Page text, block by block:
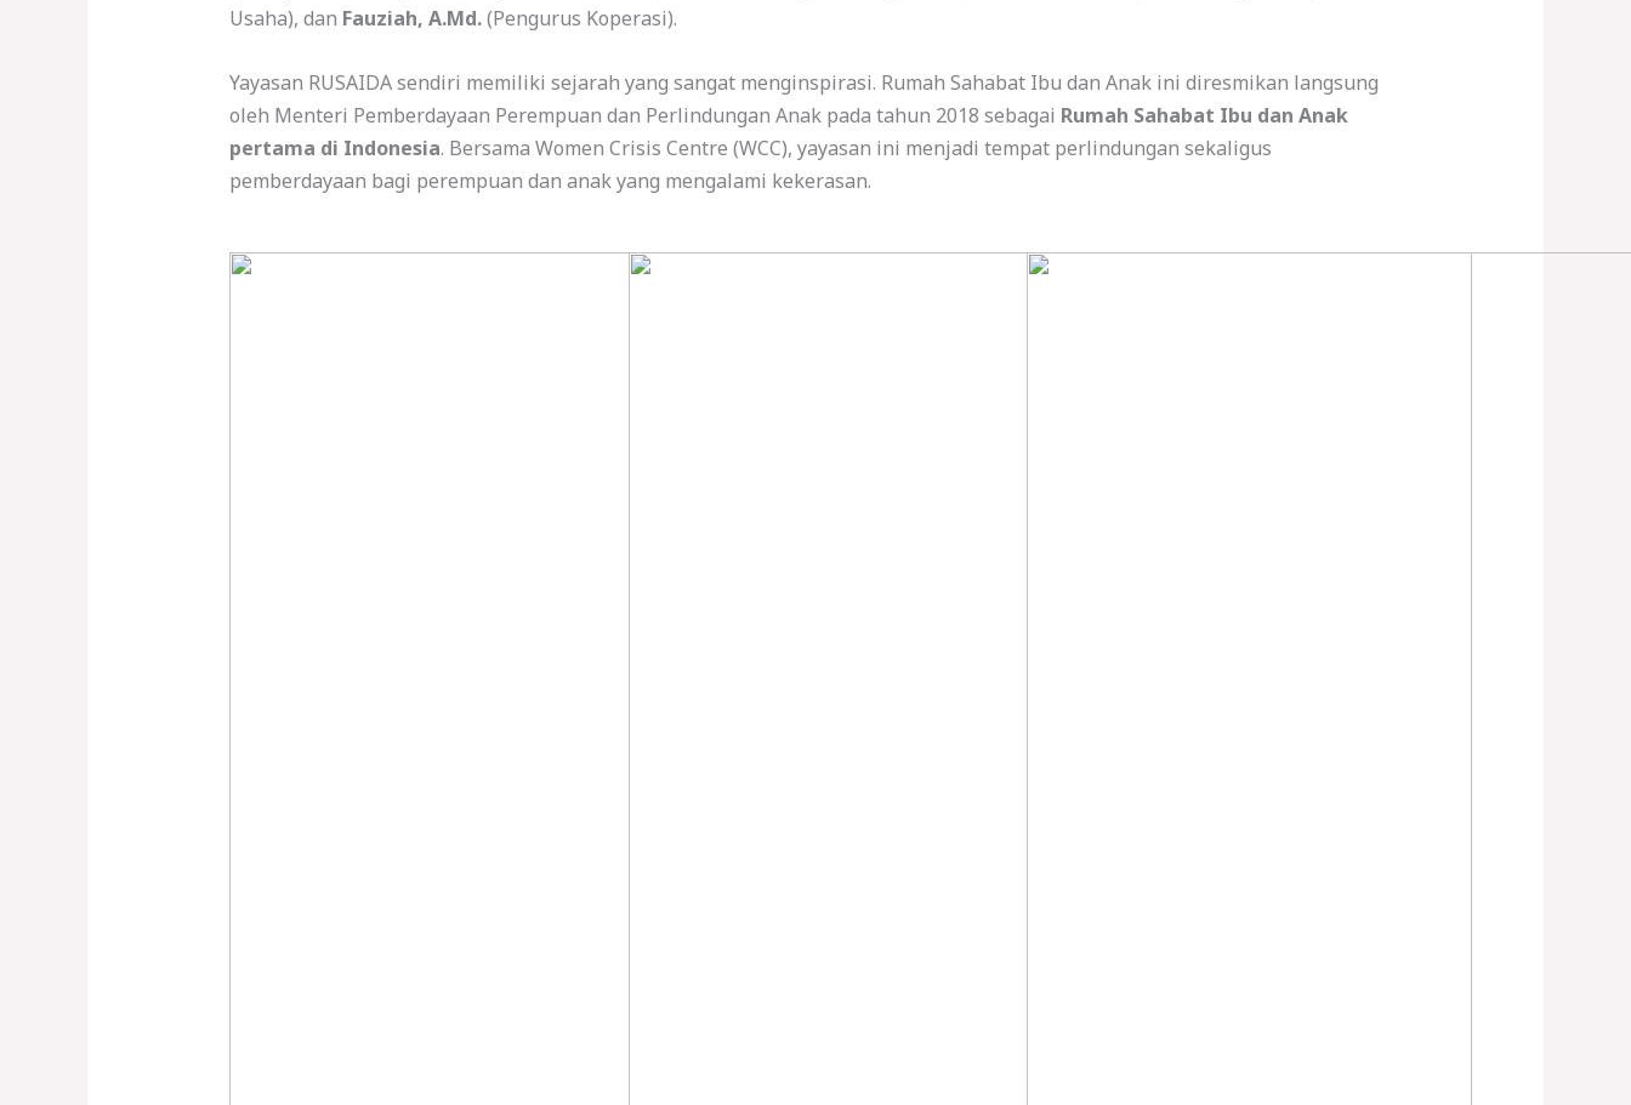
Usaha), dan Fauziah, A.Md.(Pengurus Koperasi).
Yayasan RUSAIDA sendiri memiliki sejarah yang sangat menginspirasi. Rumah Sahabat Ibu dan Anak ini diresmikan langsung
oleh Menteri Pemberdayaan Perempuan dan Perlindungan Anak pada tahun 2018 sebagai Rumah Sahabat Ibu dan Anak
pertama di Indonesia. Bersama Women Crisis Centre (WCC), yayasan ini menjadi tempat perlindungan sekaligus
pemberdayaan bagi perempuan dan anak yang mengalami kekerasan.